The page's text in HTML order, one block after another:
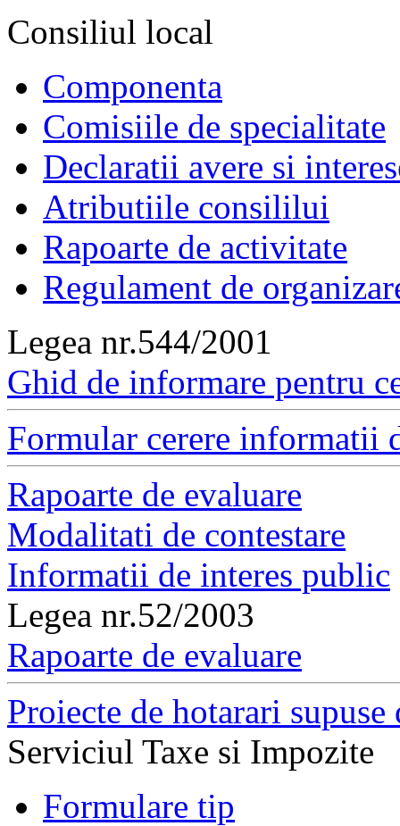
Consiliul local
Componenta
Comisiile de specialitate
Declaratii avere si
Atributiile consililui
Rapoarte de activitate
Regulament de
Legea nr.544/2001
Ghid de informare pentru
Formular cerere informatii
Rapoarte de evaluare
Modalitati de contestare
Informatii de interes public
Legea nr.52/2003
Rapoarte de evaluare
Proiecte de hotarari
Serviciul Taxe si Impozite
Formulare tip